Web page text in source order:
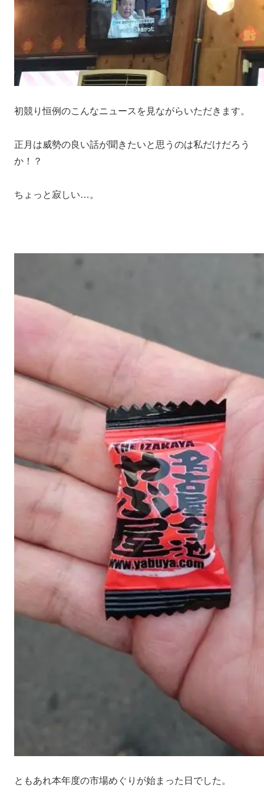
初競り恒例のこんなニュースを見ながらいただきます。
正月は威勢の良い話が聞きたいと思うのは私だけだろう
か！？
ちょっと寂しい…。
ともあれ本年度の市場めぐりが始まった日でした。